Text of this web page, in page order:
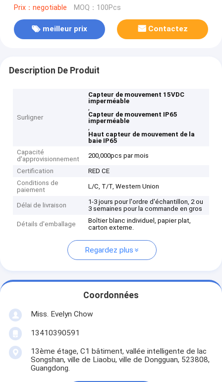
Prix：negotiable MOQ：100Pcs
meilleur prix Contactez
Description De Produit
Surligner
Capteur de mouvement 15VDC
imperméable
,
Capteur de mouvement IP65
imperméable
,
Haut capteur de mouvement de la
baie IP65
Capacité
d'approvisionnement
200,000pcs par mois
Certification
RED CE
Conditions de
paiement
L/C, T/T, Western Union
Délai de livraison
1-3 jours pour l'ordre d'échantillon, 2 ou
3 semaines pour la commande en gros
Détails d'emballage
Boîtier blanc individuel, papier plat,
carton externe.
Regardez plus
Coordonnées
Miss. Evelyn Chow
13410390591
13ème étage, C1 bâtiment, vallée intelligente de lac
Songshan, ville de Liaobu, ville de Dongguan, 523808,
Guangdong.